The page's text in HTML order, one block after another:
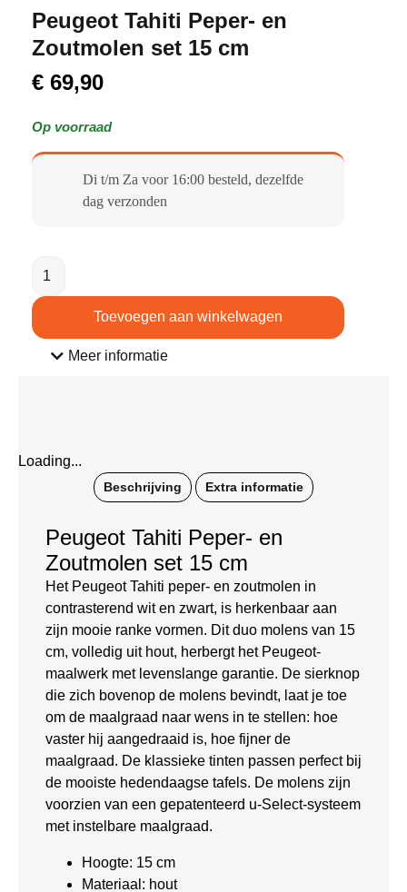
Peugeot Tahiti Peper- en
Zoutmolen set 15 cm
€ 69,90
Op voorraad
Di t/m Za voor 16:00 besteld, dezelfde
dag verzonden​
Toevoegen aan winkelwagen
Meer informatie
Loading...
Beschrijving Extra informatie
Peugeot Tahiti Peper- en
Zoutmolen set 15 cm
Het Peugeot Tahiti peper- en zoutmolen in
contrasterend wit en zwart, is herkenbaar aan
zijn mooie ranke vormen. Dit duo molens van 15
cm, volledig uit hout, herbergt het Peugeot-
maalwerk met levenslange garantie. De sierknop
die zich bovenop de molens bevindt, laat je toe
om de maalgraad naar wens in te stellen: hoe
vaster hij aangedraaid is, hoe fijner de
maalgraad. De klassieke tinten passen perfect bij
de mooiste hedendaagse tafels. De molens zijn
voorzien van een gepatenteerd u-Select-systeem
met instelbare maalgraad.
Hoogte: 15 cm
Materiaal: hout